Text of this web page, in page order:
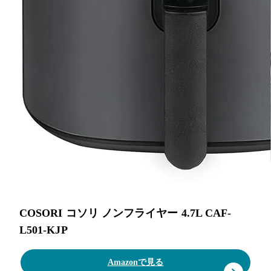
COSORI コソリ ノンフライヤー 4.7L CAF-
L501-KJP
Amazonで見る